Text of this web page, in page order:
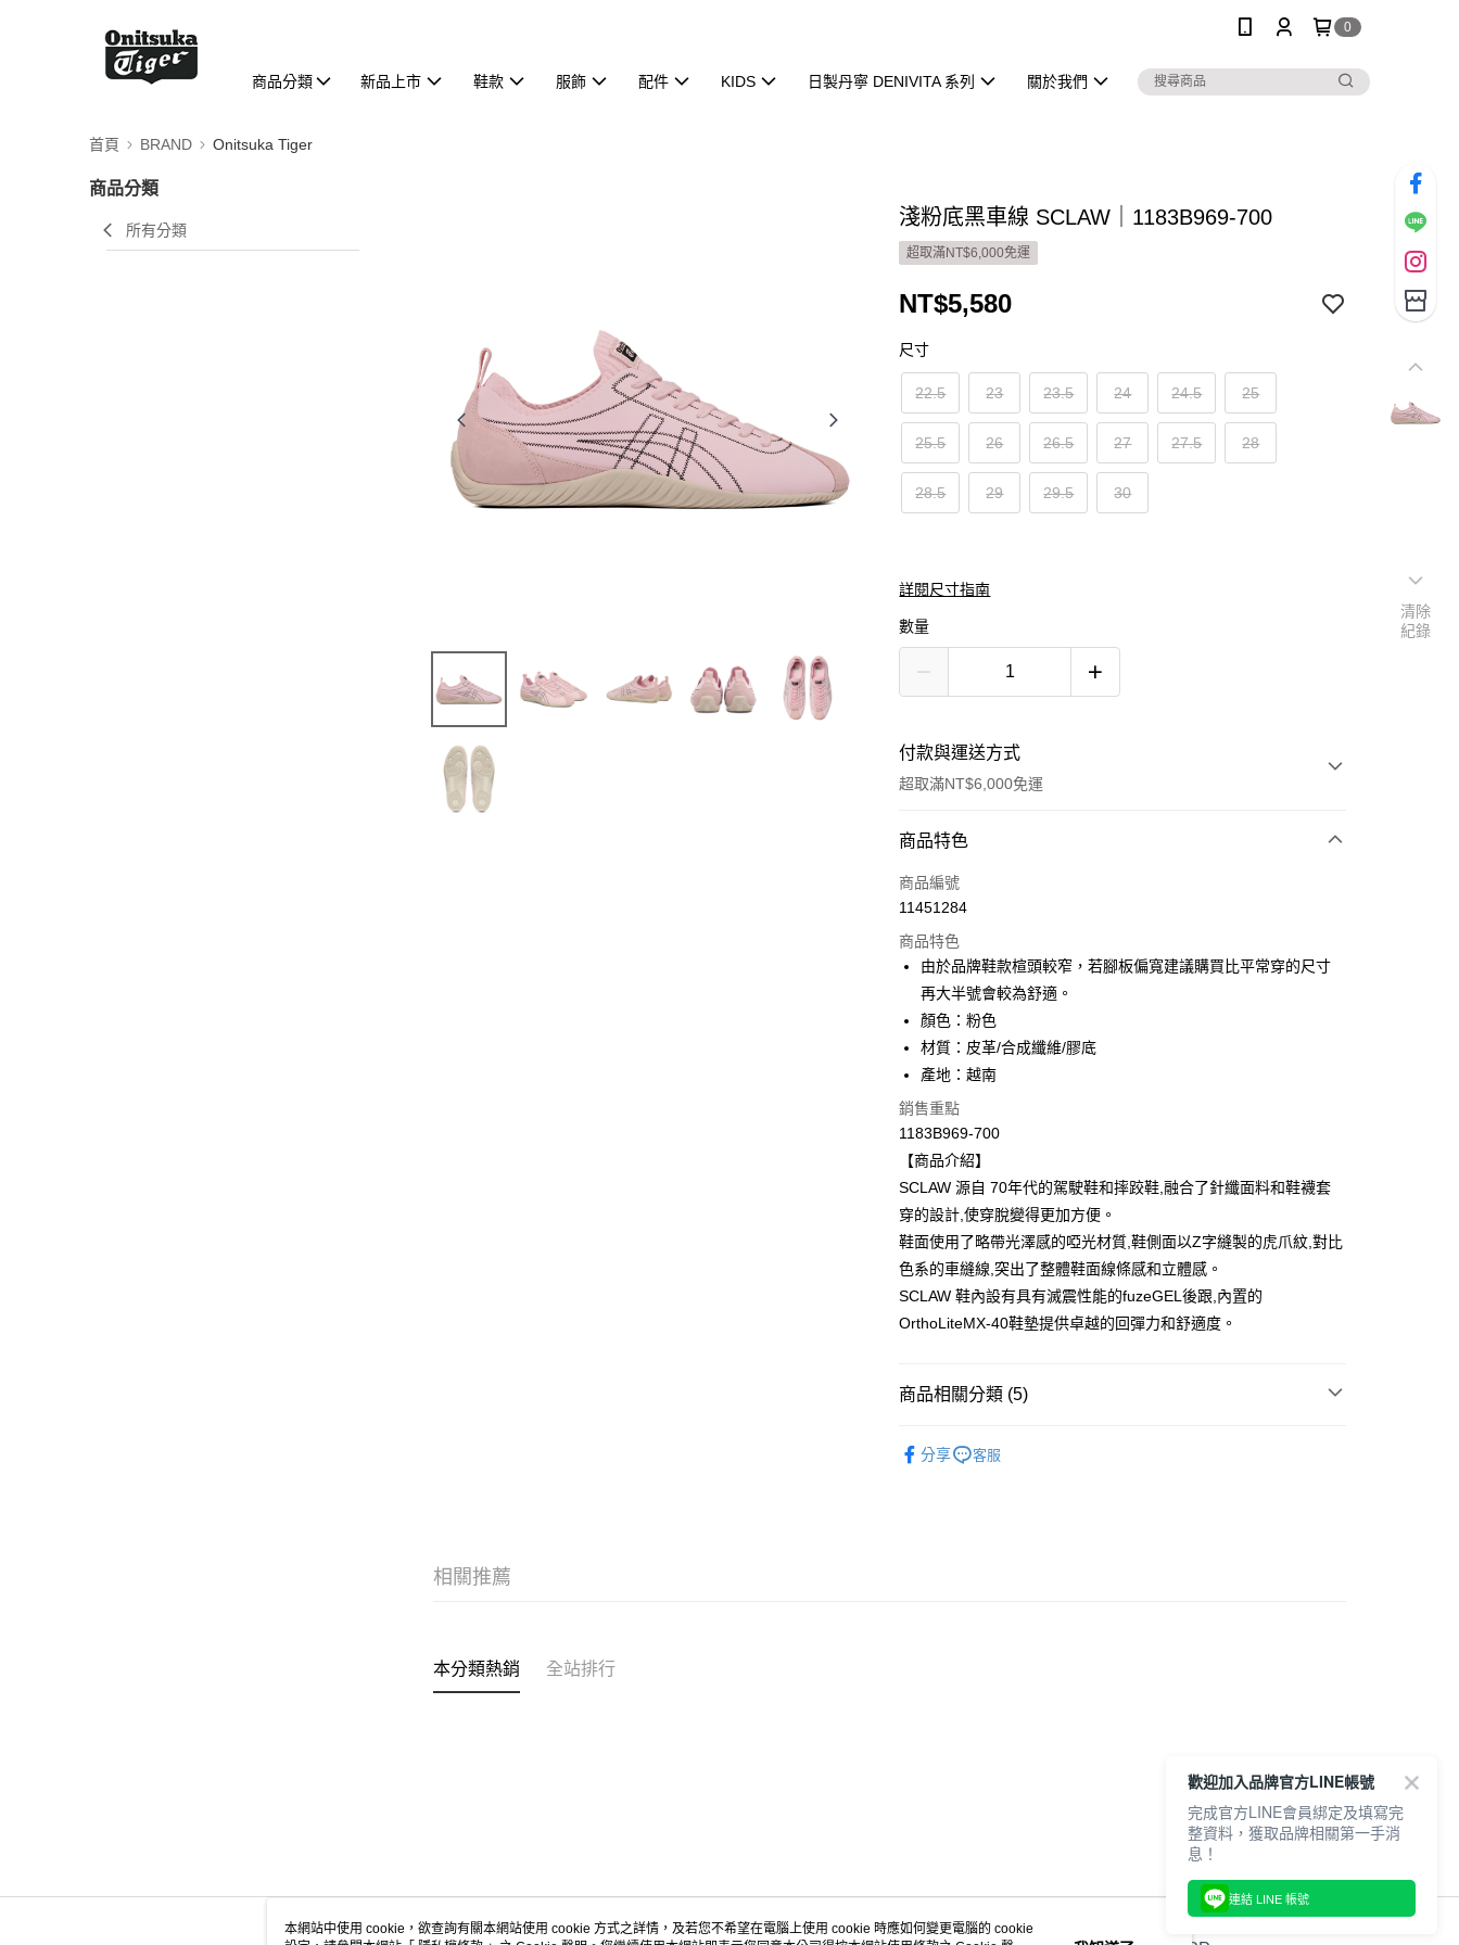
0
商品分類 新品上市 鞋款 服飾 配件 KIDS 日製丹寧 DENIVITA 系列 關於我們
首頁 BRAND Onitsuka Tiger
商品分類
所有分類
淺粉底黑車線 SCLAW｜1183B969-700
超取滿NT$6,000免運
NT$5,580
尺寸
22.5 23 23.5 24 24.5 25
25.5 26 26.5 27 27.5 28
28.5 29 29.5 30
詳閱尺寸指南
數量
付款與運送方式
超取滿NT$6,000免運
付款方式
信用卡一次付款
LINE Pay
Apple Pay
ATM付款
運送方式
全家取貨付款
每筆NT$80，滿NT$6,000(含以上)免運費
付款後全家取貨
每筆NT$80，滿NT$6,000(含以上)免運費
萊爾富取貨付款
每筆NT$80，滿NT$6,000(含以上)免運費
每筆NT$80，滿NT$6,000(含以上)免運費
每筆NT$80，滿NT$6,000(含以上)免運費
商品特色
商品編號
11451284
商品特色
由於品牌鞋款楦頭較窄，若腳板偏寬建議購買比平常穿的尺寸
再大半號會較為舒適。
顏色：粉色
材質：皮革/合成纖維/膠底
產地：越南
銷售重點
1183B969-700
【商品介紹】
SCLAW 源自 70年代的駕駛鞋和摔跤鞋,融合了針纖面料和鞋襪套
穿的設計,使穿脫變得更加方便。
鞋面使用了略帶光澤感的啞光材質,鞋側面以Z字縫製的虎爪紋,對比
色系的車縫線,突出了整體鞋面線條感和立體感。
SCLAW 鞋內設有具有滅震性能的fuzeGEL後跟,內置的
OrthoLiteMX-40鞋墊提供卓越的回彈力和舒適度。
商品相關分類 (5)
分享 客服
相關推薦
本分類熱銷 全站排行
清除
紀錄
本網站中使用 cookie，欲查詢有關本網站使用 cookie 方式之詳情，及若您不希望在電腦上使用 cookie 時應如何變更電腦的 cookie
歡迎加入品牌官方LINE帳號
完成官方LINE會員綁定及填寫完
整資料，獲取品牌相關第一手消
息！
連結 LINE 帳號